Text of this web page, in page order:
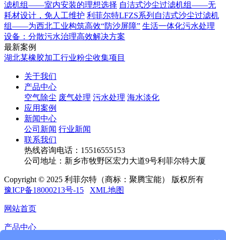
滤机组——室内安装的理想选择 自洁式沙尘过滤机组——无
耗材设计，免人工维护 利菲尔特LFZS系列自洁式沙尘过滤机
组——为西北工业构筑高效“防沙屏障” 生活一体化污水处理
设备：分散污水治理高效解决方案
最新案例
湖北某橡胶加工行业粉尘收集项目
关于我们
产品中心
空气除尘 废气处理 污水处理 海水淡化
应用案例
新闻中心
公司新闻 行业新闻
联系我们
热线咨询电话： 15516555153
公司地址：新乡市牧野区宏力大道9号利菲尔特大厦
Copyright © 2025 利菲尔特（商标：聚腾宝能） 版权所有
豫ICP备18000213号-15
XML地图
网站首页
产品中心